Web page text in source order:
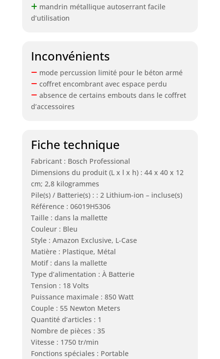
mandrin métallique autoserrant facile
d’utilisation
Inconvénients
mode percussion limité pour le béton armé
coffret encombrant avec espace perdu
absence de certains embouts dans le coffret
d’accessoires
Fiche technique
Fabricant : Bosch Professional
Dimensions du produit (L x l x h) : 44 x 40 x 12
cm; 2,8 kilogrammes
Pile(s) / Batterie(s) : : 2 Lithium-ion – incluse(s)
Référence : 06019H5306
Taille : dans la mallette
Couleur : Bleu
Style : Amazon Exclusive, L-Case
Matière : Plastique, Métal
Motif : dans la mallette
Type d’alimentation : À Batterie
Tension : 18 Volts
Puissance maximale : 850 Watt
Couple : 55 Newton Meters
Quantité d’articles : 1
Nombre de pièces : 35
Vitesse : 1750 tr/min
Fonctions spéciales : Portable